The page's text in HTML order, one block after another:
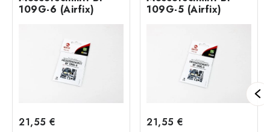
109G-6 (Airfix)
21,55 €
109G-5 (Airfix)
21,55 €